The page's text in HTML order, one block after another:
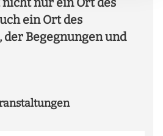
ein Ort des
der Begegnungen und